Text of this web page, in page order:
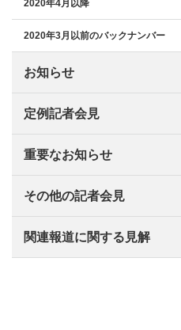
2020年4月以降
2020年3月以前のバックナンバー
お知らせ
定例記者会見
重要なお知らせ
その他の記者会見
関連報道に関する見解